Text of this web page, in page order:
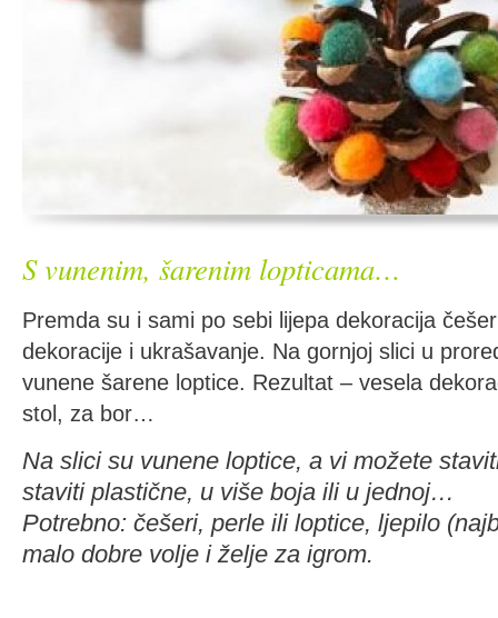
S vunenim, šarenim lopticama…
Premda su i sami po sebi lijepa dekoracija
dekoracije i ukrašavanje. Na gornjoj slici u
vunene šarene loptice. Rezultat – vesela
stol, za bor…
Na slici su vunene loptice, a vi možete
staviti plastične, u više boja ili u jednoj…
Potrebno: češeri, perle ili loptice, ljepilo
malo dobre volje i želje za igrom.